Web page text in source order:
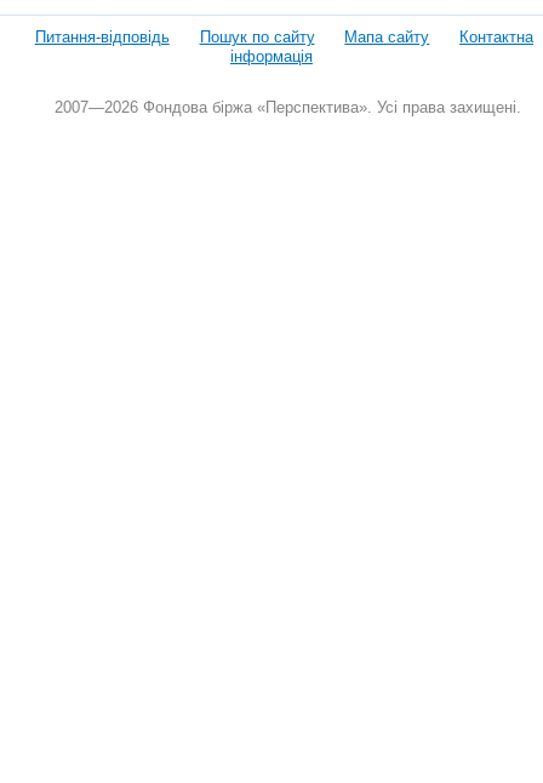
Питання-відповідь Пошук по сайту Мапа сайту
Контактна
інформація
2007—2026 Фондова біржа «Перспектива». Усі права захищені.